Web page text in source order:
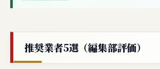
推奨業者5選（編集部評価）